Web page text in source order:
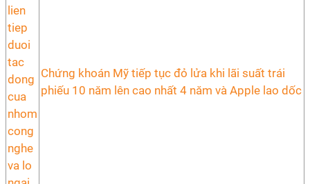
Chứng khoán Mỹ tiếp tục đỏ lửa khi lãi suất trái
phiếu 10 năm lên cao nhất 4 năm và Apple lao dốc